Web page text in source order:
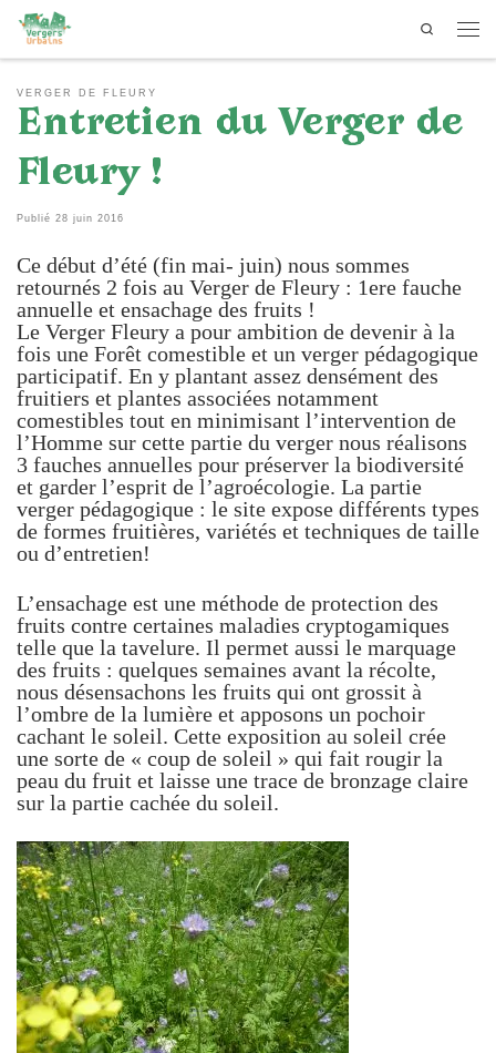
Passer au contenu
Search
VERGER DE FLEURY
Entretien du Verger de
Fleury !
Publié 28 juin 2016
Ce début d’été (fin mai- juin) nous sommes
retournés 2 fois au Verger de Fleury : 1ere fauche
annuelle et ensachage des fruits !
Le Verger Fleury a pour ambition de devenir à la
fois une Forêt comestible et un verger pédagogique
participatif. En y plantant assez densément des
fruitiers et plantes associées notamment
comestibles tout en minimisant l’intervention de
l’Homme sur cette partie du verger nous réalisons
3 fauches annuelles pour préserver la biodiversité
et garder l’esprit de l’agroécologie. La partie
verger pédagogique : le site expose différents types
de formes fruitières, variétés et techniques de taille
ou d’entretien!
L’ensachage est une méthode de protection des
fruits contre certaines maladies cryptogamiques
telle que la tavelure. Il permet aussi le marquage
des fruits : quelques semaines avant la récolte,
nous désensachons les fruits qui ont grossit à
l’ombre de la lumière et apposons un pochoir
cachant le soleil. Cette exposition au soleil crée
une sorte de « coup de soleil » qui fait rougir la
peau du fruit et laisse une trace de bronzage claire
sur la partie cachée du soleil.